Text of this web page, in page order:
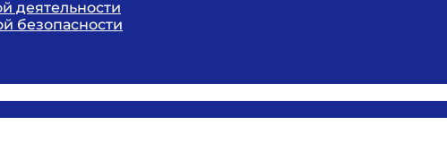
деятельности
безопасности